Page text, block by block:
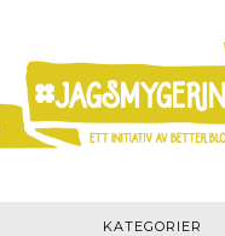
KATEGORIER